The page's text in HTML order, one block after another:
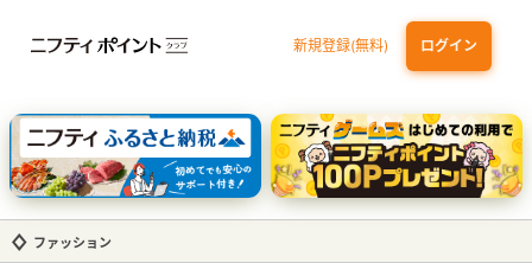
新規登録(無料) ログイン
エポスカード【最短1週間程度付与】
【親権者さまの代理申込専用】三井住友銀行Oliveお子さま用口座
三井住友カード（NL）
ファッション